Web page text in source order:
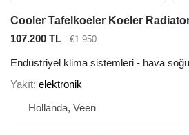
107.200 TL €1.950
Endüstriyel klima sistemleri - hava
Yakıt elektronik
Hollanda, Veen